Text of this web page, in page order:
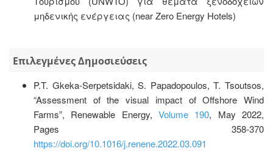
μηδενικής ενέργειας (near Zero Energy Hotels)
Επιλεγμένες Δημοσιεύσεις
P.T. Gkeka-Serpetsidaki, S. Papadopoulos, T. Tsoutsos,
“Assessment of the visual impact of Offshore Wind
Farms”, Renewable Energy, Volume 190, May 2022,
Pages 358-370
https://doi.org/10.1016/j.renene.2022.03.091